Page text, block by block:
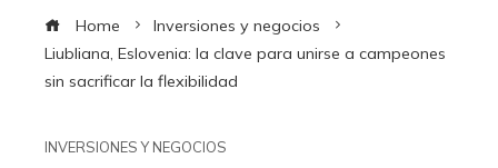
Home
Inversiones y negocios
Liubliana, Eslovenia: la clave para unirse a campeones
sin sacrificar la flexibilidad
INVERSIONES Y NEGOCIOS